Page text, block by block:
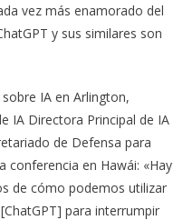
vez más enamorado del
y sus similares son
IA en Arlington,
IA Directora Principal de IA
de Defensa para
conferencia en Hawái: «Hay
de cómo podemos utilizar
para interrumpir